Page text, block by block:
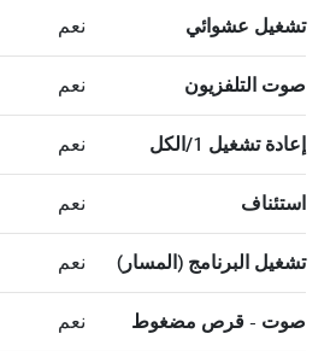
تشغيل عشوائي نعم
صوت التلفزيون نعم
إعادة تشغيل 1/الكل نعم
استئناف نعم
تشغيل البرنامج (المسار) نعم
صوت - قرص مضغوط نعم